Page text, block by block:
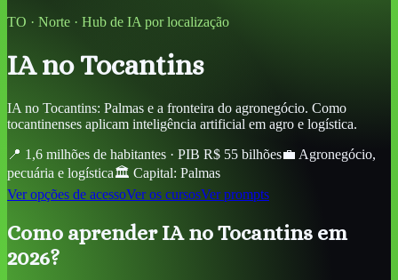
TO · Norte · Hub de IA por localização
IAno Tocantins
IA no Tocantins: Palmas e a fronteira do agronegócio. Como
tocantinenses aplicam inteligência artificial em agro e logística.
📍 1,6 milhões de habitantes · PIB R$ 55 bilhões💼 Agronegócio,
pecuária e logística🏛️ Capital: Palmas
Ver opções de acessoVer os cursosVer prompts
Como aprender IA no Tocantins em
2026?